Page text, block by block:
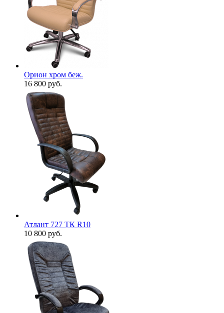
Орион хром беж.
16 800 руб.
Атлант 727 ТК R10
10 800 руб.